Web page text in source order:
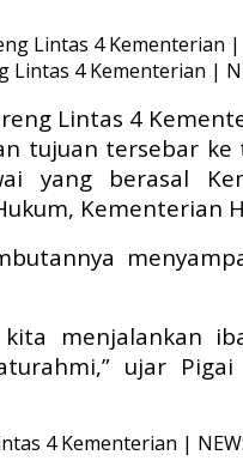
4 Kementerian |
tujuan tersebar ke
yang berasal
menjalankan
ujar